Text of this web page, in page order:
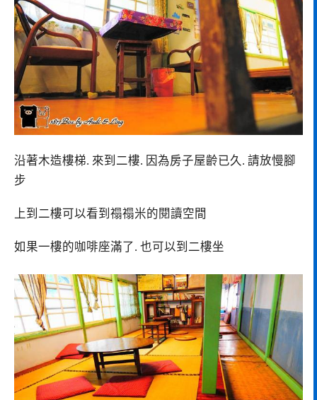
沿著木造樓梯. 來到二樓. 因為房子屋齡已久. 請放慢腳
步
上到二樓可以看到禢禢米的閱讀空間
如果一樓的咖啡座滿了. 也可以到二樓坐